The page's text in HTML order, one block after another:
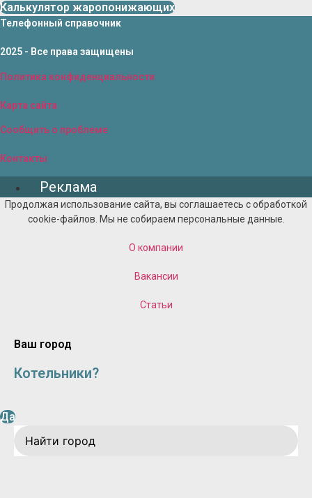
Калькулятор жаропонижающих
Телефонный справочник
2025 - Все права защищены
Политика конфиденциальности
Карта сайта
Сообщить о проблеме
Контакты
Реклама
Продолжая использование сайта, вы соглашаетесь с обработкой
cookie-файлов. Мы не собираем персональные данные.
О компании
Вакансии
Статьи
Ваш город
Котельники?
Да